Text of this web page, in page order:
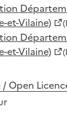
et-Vilaine)
et-Vilaine)
Open